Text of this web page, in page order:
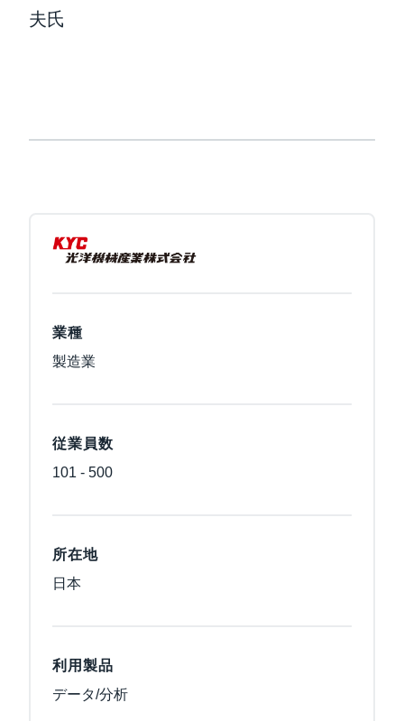
夫氏
業種
製造業
従業員数
101 - 500
所在地
日本
利用製品
データ/分析